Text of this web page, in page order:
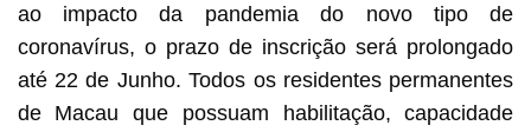
ao impacto da pandemia do novo tipo de
coronavírus, o prazo de inscrição será prolongado
até 22 de Junho. Todos os residentes permanentes
de Macau que possuam habilitação, capacidade